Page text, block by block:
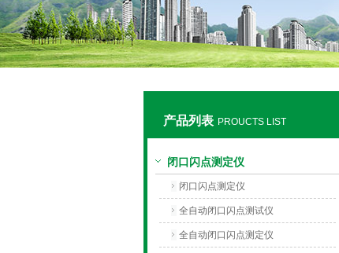
产品列表 PROUCTS LIST
闭口闪点测定仪
闭口闪点测定仪
全自动闭口闪点测试仪
全自动闭口闪点测定仪